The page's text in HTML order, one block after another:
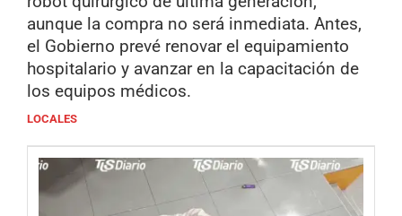
aunque la compra no será inmediata. Antes,
el Gobierno prevé renovar el equipamiento
hospitalario y avanzar en la capacitación de
los equipos médicos.
LOCALES